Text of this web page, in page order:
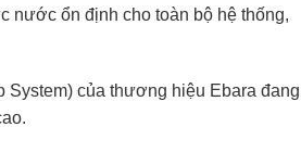
nước ổn định cho toàn bộ hệ thống,
System) của thương hiệu Ebara đang